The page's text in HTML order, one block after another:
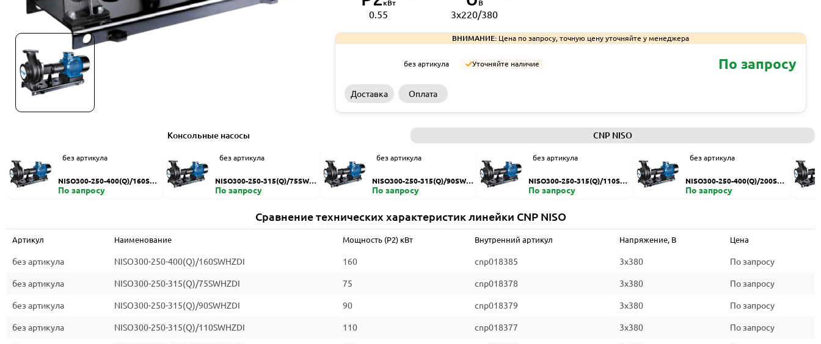
кВт
0.55
В
3x220/380
ВНИМАНИЕ:Цена по запросу, точную цену уточняйте у менеджера
без артикула Уточняйте наличие По запросу
Доставка Оплата
Консольные насосы CNP NISO
без артикула
NISO300-250-400(Q)/160SW
HZDI
По запросу
без артикула
NISO300-250-315(Q)/75SWH
ZDI
По запросу
без артикула
NISO300-250-315(Q)/90SWH
ZDI
По запросу
без артикула
NISO300-250-315(Q)/110SW
HZDI
По запросу
без артикула
NISO300-250-400(Q)/200SW
HZDI
По запросу
Сравнение технических характеристик линейки CNP NISO
Артикул Наименование Мощность (P2) кВт Внутренний артикул Напряжение, В Цена
без артикула NISO300-250-400(Q)/160SWHZDI 160 cnp018385 3x380 По запросу
без артикула NISO300-250-315(Q)/75SWHZDI 75 cnp018378 3x380 По запросу
без артикула NISO300-250-315(Q)/90SWHZDI 90 cnp018379 3x380 По запросу
без артикула NISO300-250-315(Q)/110SWHZDI 110 cnp018377 3x380 По запросу